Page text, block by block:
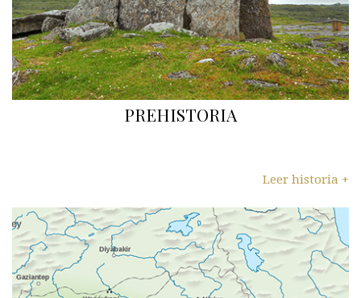
PREHISTORIA
Leer historia +